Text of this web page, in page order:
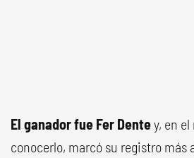
El ganador fue Fer Dentey, en
conocerlo, marcó su registro más